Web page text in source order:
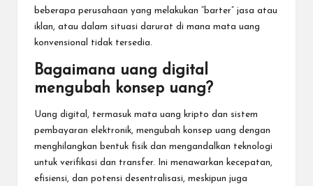
beberapa perusahaan yang melakukan “barter” jasa atau
iklan, atau dalam situasi darurat di mana mata uang
konvensional tidak tersedia.
Bagaimana uang digital
mengubah konsep uang?
Uang digital, termasuk mata uang kripto dan sistem
pembayaran elektronik, mengubah konsep uang dengan
menghilangkan bentuk fisik dan mengandalkan teknologi
untuk verifikasi dan transfer. Ini menawarkan kecepatan,
efisiensi, dan potensi desentralisasi, meskipun juga